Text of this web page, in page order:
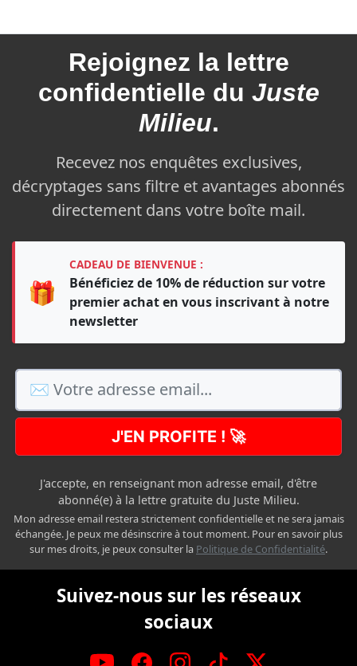
Rejoignez la lettre
confidentielle du Juste
Milieu.
Recevez nos enquêtes exclusives,
décryptages sans filtre et avantages abonnés
directement dans votre boîte mail.
🎁
CADEAU DE BIENVENUE :
Bénéficiez de 10% de réduction sur votre
premier achat en vous inscrivant à notre
newsletter
J'EN PROFITE ! 🚀
J'accepte, en renseignant mon adresse email, d'être
abonné(e) à la lettre gratuite du Juste Milieu.
Mon adresse email restera strictement confidentielle et ne sera jamais
échangée. Je peux me désinscrire à tout moment. Pour en savoir plus
sur mes droits, je peux consulter la Politique de Confidentialité.
Suivez-nous sur les réseaux
sociaux